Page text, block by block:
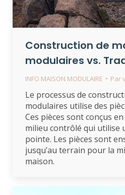
Construction de
modulaires vs.
INFO MAISON MODULAIRE Par
Le processus de
modulaires utilise des
Ces pièces sont conçus
milieu contrôlé qui utilise
pointe. Les pièces sont
jusqu’au terrain pour la
maison.